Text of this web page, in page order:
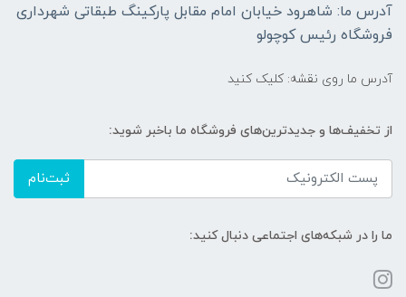
آدرس ما: شاهرود خیابان امام مقابل پارکینگ طبقاتی شهرداری
فروشگاه رئیس کوچولو
آدرس ما روی نقشه: کلیک کنید
از تخفیف‌ها و جدیدترین‌های فروشگاه ما باخبر شوید:
ثبت‌نام
ما را در شبکه‌های اجتماعی دنبال کنید: